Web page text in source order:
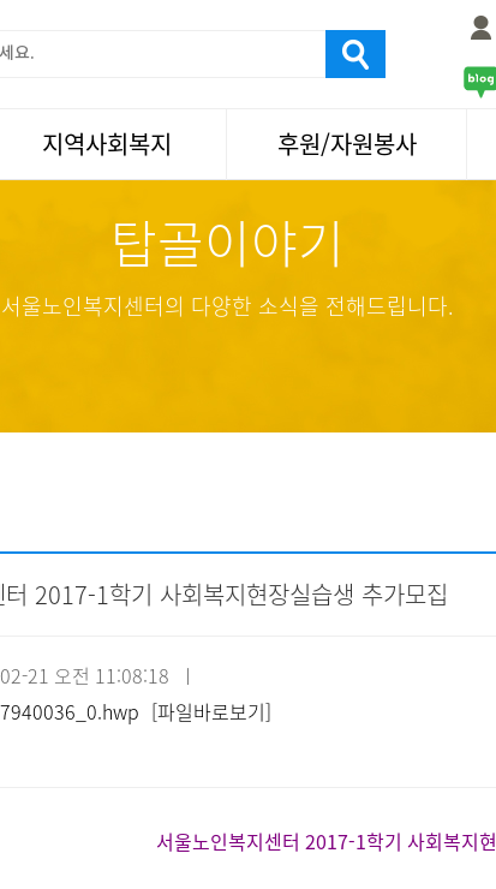
지역사회복지
서울국제노인영화제
나눔축제/국화축제
활기찬미래연구소
어르신문화거리사업
후원/자원봉사
후원
자원봉사
기업사회봉사
탑골이야기
서울노인복지센터의 다양한 소식을 전해드립니다.
2017-1학기 사회복지현장실습생 추가모집
21 오전 11:08:18 ㅣ
[파일바로보기]
서울노인복지센터 2017-1학기 사회복지